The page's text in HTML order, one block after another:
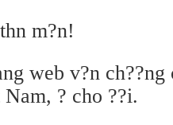
m?n!
web v?n
? cho ??i.